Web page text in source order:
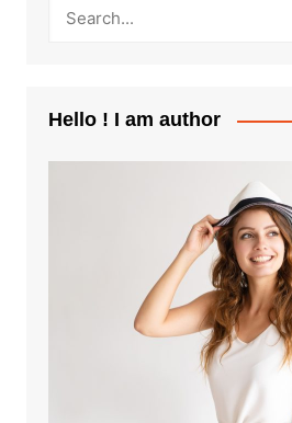
Hello ! I am author